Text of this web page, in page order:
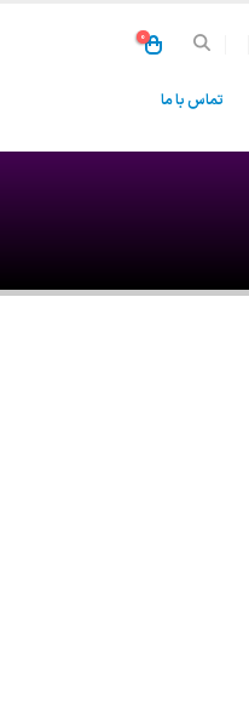
0
تماس با ما